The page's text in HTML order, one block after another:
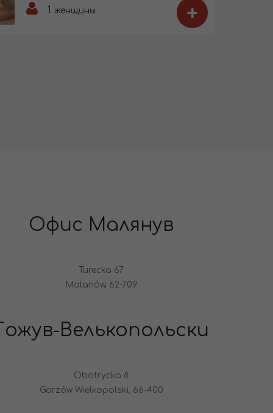
женщины +
Офис Малянув
Turecka 67
Malanów, 62-709
Велькопольски
Obotrycka 8
Gorzów Wielkopolski, 66-400